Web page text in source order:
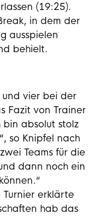
(19:25).
in dem der
ausspielen
behielt.
und vier bei der
Fazit von Trainer
bin absolut stolz
so Knipfel nach
Teams für die
dann noch ein
Turnier erklärte
hab das